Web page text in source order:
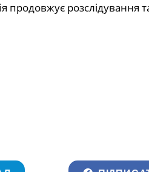
розслідування